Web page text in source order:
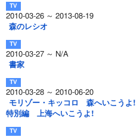
2010-03-26 ～ 2013-08-19
森のレシオ
2010-03-27 ～ N/A
書家
2010-03-28 ～ 2010-06-20
モリゾー・キッコロ 森へいこうよ!
特別編 上海へいこうよ!